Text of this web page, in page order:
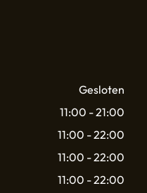
Gesloten
11:00 - 21:00
11:00 - 22:00
11:00 - 22:00
11:00 - 22:00